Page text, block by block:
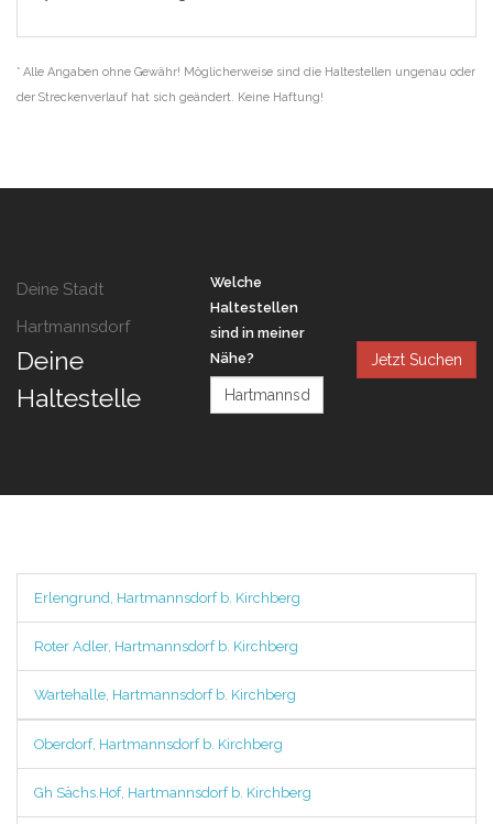
* Alle Angaben ohne Gewähr! Möglicherweise sind die Haltestellen ungenau oder
der Streckenverlauf hat sich geändert. Keine Haftung!
Deine Stadt
Hartmannsdorf
Deine
Haltestelle
Welche
Haltestellen
sind in meiner
Nähe?
Jetzt Suchen
Erlengrund, Hartmannsdorf b. Kirchberg
Roter Adler, Hartmannsdorf b. Kirchberg
Wartehalle, Hartmannsdorf b. Kirchberg
Oberdorf, Hartmannsdorf b. Kirchberg
Gh Sächs.Hof, Hartmannsdorf b. Kirchberg